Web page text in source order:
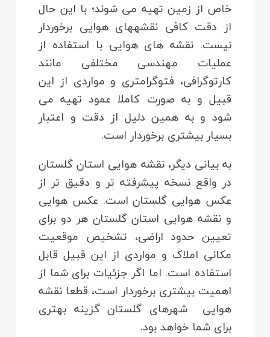
خاص از زمین تهیه می شوند؛ با این حال
از دقت کافی نقشه‎های هوایی برخوردار
نیست. نقشه های هوایی با استفاده از
عملیات مهندسی مختلفی مانند
کارتوگرافی، فتوگرامتری و مواردی از این
قبیل و به صورت کاملا عمود تهیه می
شود و به همین دلیل از دقت و اعتبار
بسیار بیشتری برخوردار است.
به بیانی دیگر، نقشه هوایی استان گلستان
در واقع نسخه پیشرفته تر و دقیق تر از
عکس هوایی گلستان است. عکس هوایی
و نقشه هوایی استان گلستان هر دو برای
تعیین حدود اراضی، تشخیص موقعیت
مکانی املاک و مواردی از این قبیل قابل
استفاده است. اما اگر جزئیات برای شما از
اهمیت بیشتری برخوردار است، قطعا نقشه
هوایی شهرهای گلستان گزینه بهتری
برای شما خواهد بود.